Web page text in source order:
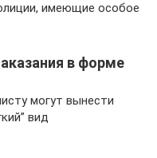
имеющие особое
в форме
могут вынести
вид